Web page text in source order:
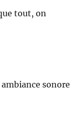
tout, on
sonore